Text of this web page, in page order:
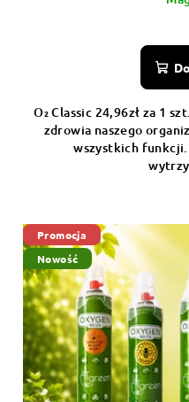
O₂ Classic 24,96zł za 1
zdrowia naszego
wszystkich
Promocja
Nowość